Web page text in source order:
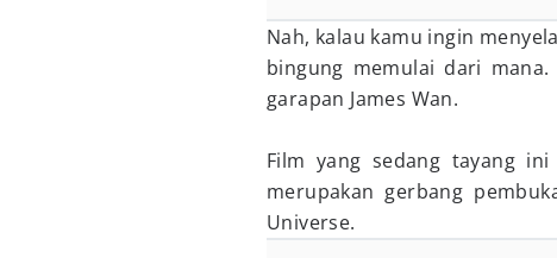
Nah, kalau kamu ingin
bingung memulai dari
garapan James Wan.
Film yang sedang tayang
merupakan gerbang
Universe.